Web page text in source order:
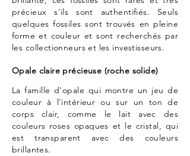
précieux s'ils sont authentifiés. Seuls
quelques fossiles sont trouvés en pleine
forme et couleur et sont recherchés par
les collectionneurs et les investisseurs.
Opale claire précieuse (roche solide)
La famille d'opale qui montre un jeu de
couleur à l'intérieur ou sur un ton de
corps clair, comme le lait avec des
couleurs roses opaques et le cristal, qui
est transparent avec des couleurs
brillantes.